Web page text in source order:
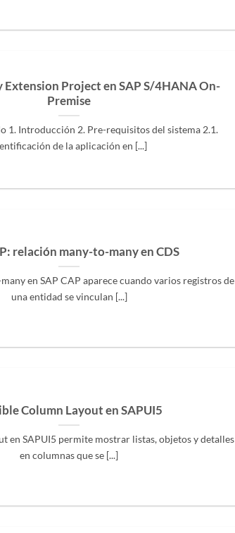
Extension Project en SAP S/4HANA On-
Premise
1. Introducción 2. Pre-requisitos del sistema 2.1.
de la aplicación en [...]
relación many-to-many en CDS
en SAP CAP aparece cuando varios registros de
una entidad se vinculan [...]
Column Layout en SAPUI5
en SAPUI5 permite mostrar listas, objetos y detalles
en columnas que se [...]